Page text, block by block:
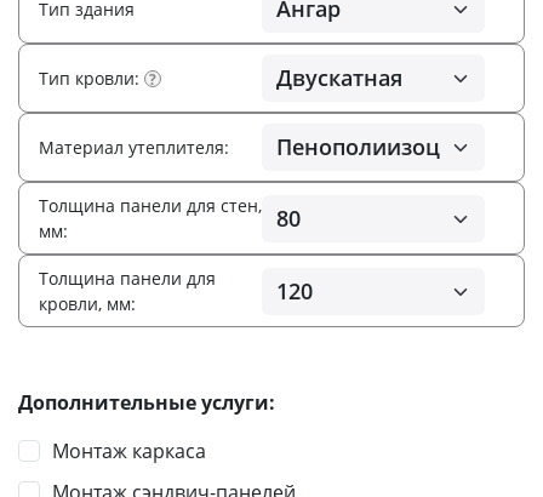
Тип здания
Тип кровли: ?
Материал утеплителя:
Толщина панели для стен,
мм:
Толщина панели для
кровли, мм:
Дополнительные услуги:
Монтаж каркаса